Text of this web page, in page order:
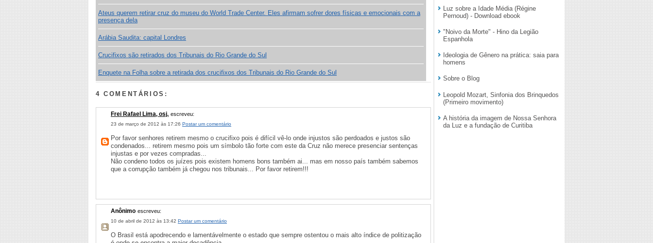
Ateus querem retirar cruz do museu do World Trade Center. Eles afirmam sofrer dores físicas e emocionais com a
presença dela
Arábia Saudita: capital Londres
Crucifixos são retirados dos Tribunais do Rio Grande do Sul
Enquete na Folha sobre a retirada dos crucifixos dos Tribunais do Rio Grande do Sul
4 COMENTÁRIOS:
Frei Rafael Lima, osj. escreveu:
23 de março de 2012 às 17:26 Postar um comentário
Por favor senhores retirem mesmo o crucifixo pois é difícil vê-lo onde injustos são perdoados e justos são
condenados... retirem mesmo pois um símbolo tão forte com este da Cruz não merece presenciar sentenças
injustas e por vezes compradas...
Não condeno todos os juízes pois existem homens bons também ai... mas em nosso país também sabemos
que a corrupção também já chegou nos tribunais... Por favor retirem!!!
Anônimo escreveu:
10 de abril de 2012 às 13:42 Postar um comentário
O Brasil está apodrecendo e lamentávelmente o estado que sempre ostentou o mais alto índice de politização
Luz sobre a Idade Média (Régine
Pernoud) - Download ebook
"Noivo da Morte" - Hino da Legião
Espanhola
Ideologia de Gênero na prática: saia para
homens
Sobre o Blog
Leopold Mozart, Sinfonia dos Brinquedos
(Primeiro movimento)
A história da imagem de Nossa Senhora
da Luz e a fundação de Curitiba